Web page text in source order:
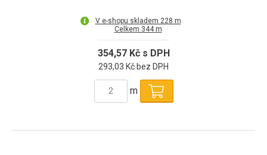
V e-shopu skladem 228 m
Celkem 344 m
354,57 Kč s DPH
293,03 Kč bez DPH
m